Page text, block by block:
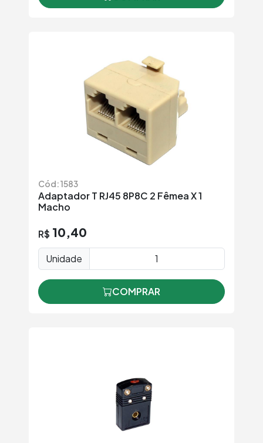
Cód: 1583
Adaptador T RJ45 8P8C 2 Fêmea X 1
Macho
R$ 10,40
Unidade
COMPRAR